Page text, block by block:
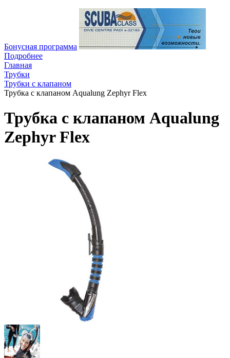
Бонусная программа
Подробнее
Главная
Трубки
Трубки с клапаном
Трубка с клапаном Aqualung Zephyr Flex
Трубка с клапаном Aqualung
Zephyr Flex